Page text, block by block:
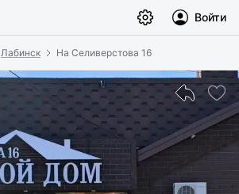
Войти
Лабинск На Селиверстова 16